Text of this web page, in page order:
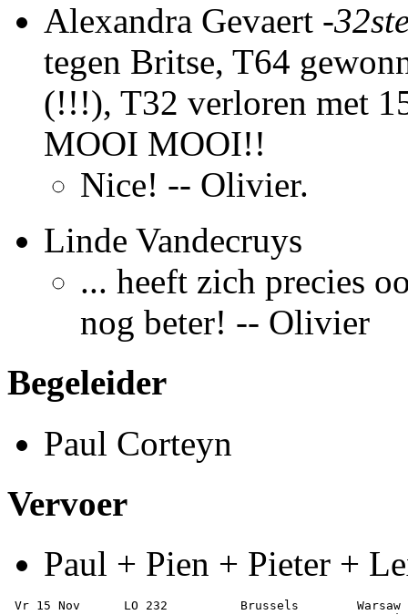
Alexandra Gevaert -
tegen Britse, T64
(!!!), T32 verloren met
MOOI MOOI!!
Nice! -- Olivier.
Linde Vandecruys
... heeft zich precies
nog beter! -- Olivier
Begeleider
Paul Corteyn
Vervoer
Paul + Pien + Pieter +
Vr 15 Nov 	LO 232 	        Brussels 	Warsaw 	        07:50 	09:50   	Economy